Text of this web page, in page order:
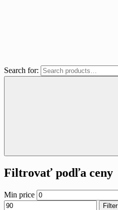
Search for:
Filtrovať podľa ceny
Min price
Filter